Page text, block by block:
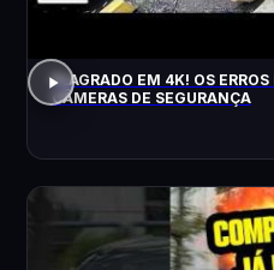
FLAGRADO EM 4K! OS
CÂMERAS DE SEGURANÇA